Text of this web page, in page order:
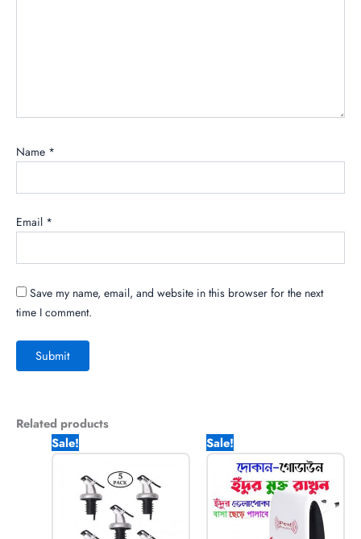
Name *
Email *
Save my name, email, and website in this browser for the next
time I comment.
Related products
Sale!
price
990.00৳ .
price
670.00৳ .
Sale!
price
was:
1,250.00৳ .
price
is:
470.00৳ .